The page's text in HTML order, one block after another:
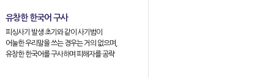
유창한 한국어 구사
피싱사기 발생 초기와 같이 사기범이
어눌한 우리말을 쓰는 경우는 거의 없으며,
유창한 한국어를 구사하며 피해자를 공략